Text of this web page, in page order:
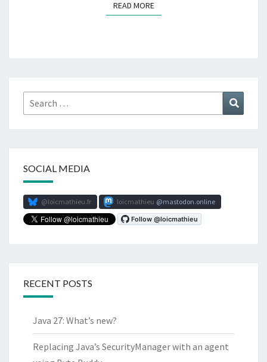
READ MOREREAD MORE
Search
for:
SOCIAL MEDIA
@loicmathieu.fr loicmathieu mastodon.online
RECENT POSTS
Java 27: What’s new?
Replacing Java’s SecurityManager with an agent